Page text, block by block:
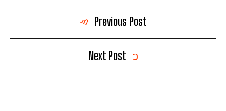
Previous Post
Next Post